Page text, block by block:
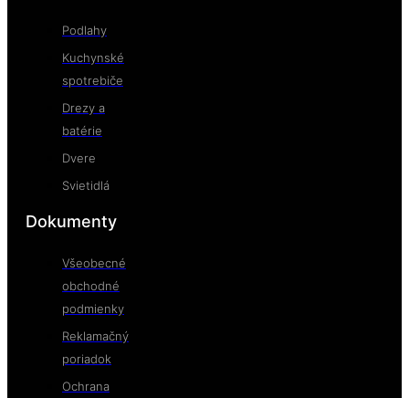
Podlahy
Kuchynské
spotrebiče
Drezy a
batérie
Dvere
Svietidlá
Dokumenty
Všeobecné
obchodné
podmienky
Reklamačný
poriadok
Ochrana